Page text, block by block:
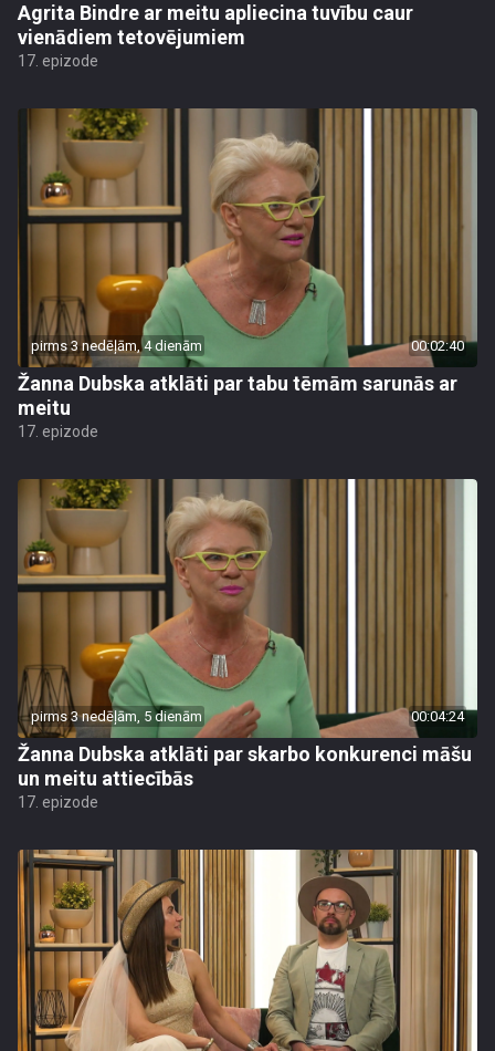
Agrita Bindre ar meitu apliecina tuvību caur
vienādiem tetovējumiem
17. epizode
pirms 3 nedēļām, 4 dienām 00:02:40
Žanna Dubska atklāti par tabu tēmām sarunās ar
meitu
17. epizode
pirms 3 nedēļām, 5 dienām 00:04:24
Žanna Dubska atklāti par skarbo konkurenci māšu
un meitu attiecībās
17. epizode